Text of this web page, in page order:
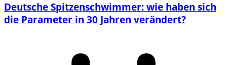
Deutsche Spitzenschwimmer: wie haben sich
die Parameter in 30 Jahren verändert?